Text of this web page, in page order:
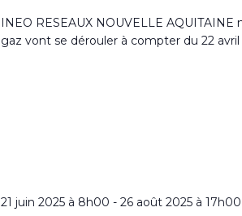
INEO RESEAUX NOUVELLE
gaz vont se dérouler à compter du 22
21 juin 2025 à 8h00 - 26 août 2025 à 17h00